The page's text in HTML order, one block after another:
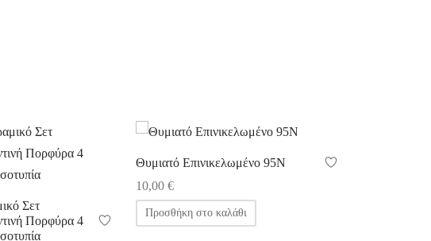
Σετ
Πορφύρα 4
Θυμιατό Επινικελωμένο 95N
10,00 €
Προσθήκη στο καλάθι